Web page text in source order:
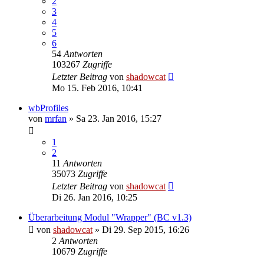
3
4
5
6
54 Antworten
103267 Zugriffe
Letzter Beitrag von shadowcat
Mo 15. Feb 2016, 10:41
wbProfiles
von mrfan » Sa 23. Jan 2016, 15:27
1
2
11 Antworten
35073 Zugriffe
Letzter Beitrag von shadowcat
Di 26. Jan 2016, 10:25
Überarbeitung Modul "Wrapper" (BC v1.3)
von shadowcat » Di 29. Sep 2015, 16:26
2 Antworten
10679 Zugriffe